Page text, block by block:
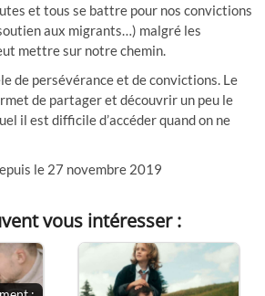
et tous se battre pour nos convictions
aux migrants…) malgré les
mettre sur notre chemin.
de persévérance et de convictions. Le
de partager et découvrir un peu le
il est difficile d’accéder quand on ne
le 27 novembre 2019
vous intéresser :